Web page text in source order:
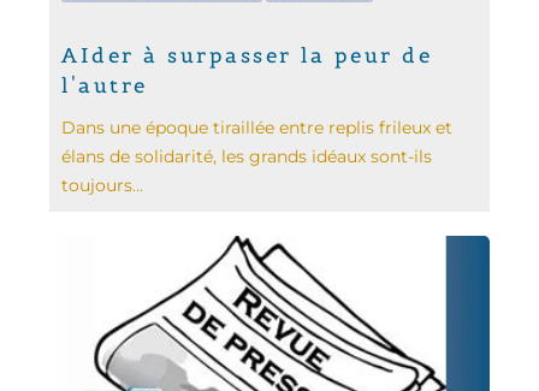
AIder à surpasser la peur de
l'autre
Dans une époque tiraillée entre replis frileux et
élans de solidarité, les grands idéaux sont-ils
toujours...